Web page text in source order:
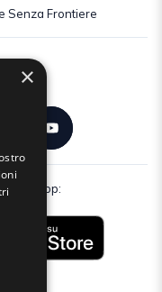
Senza Frontiere
app:
×